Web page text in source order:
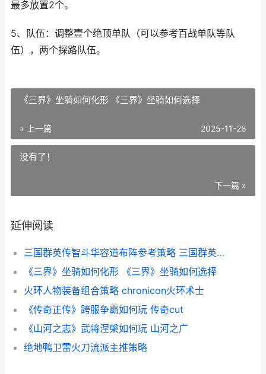
最多放置2个。
5、队伍：调整壹个绝顶单队（可以参考百战单队等队
伍），两个探路队伍。
《三界》坐骑如何化形 《三界》坐骑如何选择
« 上一篇 2025-11-28
没有了！
下一篇 »
延伸阅读
三国群英传智斗华容道布阵参考策略 三国群英传智慧有什么用
《三界》坐骑如何化形 《三界》坐骑如何选择
火环人物装备组合策略 chronicon火环术士
《传奇正传》跨服争霸如何玩 传奇cut
《山河之志》武将涅槃如何玩 山河之广
绝地鸭卫雷火刀流派主推策略